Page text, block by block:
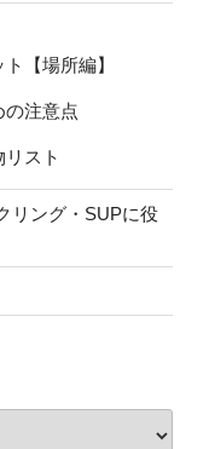
【場所編】
の注意点
スト
リング・SUPに役